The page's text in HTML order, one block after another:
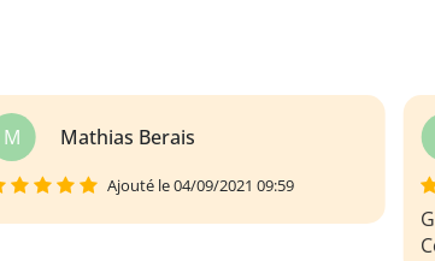
sarah Vaillancourt
Ajouté le 20/07/2023 17:39
Géniale votre analyse des Fausses